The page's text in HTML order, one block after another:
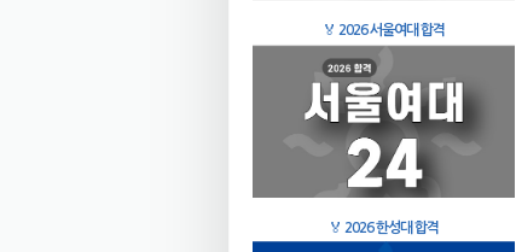
🏅 2026 서울여대 합격
🏅 2026 한성대 합격